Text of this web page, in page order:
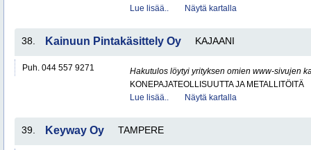
Lue lisää..
Näytä kartalla
38. Kainuun Pintakäsittely Oy KAJAANI
Puh. 044 557 9271
Hakutulos löytyi yrityksen omien www-sivujen
KONEPAJATEOLLISUUTTA JA METALLITÖITÄ
Lue lisää..
Näytä kartalla
39. Keyway Oy TAMPERE